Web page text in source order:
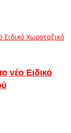
νέο Ειδικό